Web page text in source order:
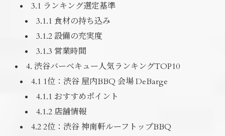
3.1 ランキング選定基準
3.1.1 食材の持ち込み
3.1.2 設備の充実度
3.1.3 営業時間
4. 渋谷バーベキュー人気ランキングTOP10
4.1 1位：渋谷 屋内BBQ 会場 DeBarge
4.1.1 おすすめポイント
4.1.2 店舗情報
4.2 2位：渋谷 神南軒ルーフトップBBQ